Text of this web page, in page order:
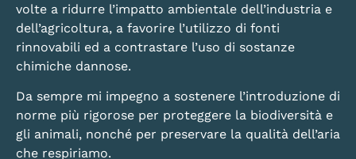
volte a ridurre l’impatto ambientale dell’industria e
dell’agricoltura, a favorire l’utilizzo di fonti
rinnovabili ed a contrastare l’uso di sostanze
chimiche dannose.
Da sempre mi impegno a sostenere l’introduzione di
norme più rigorose per proteggere la biodiversità e
gli animali, nonché per preservare la qualità dell’aria
che respiriamo.